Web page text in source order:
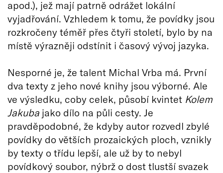
apod.), jež mají patrně odrážet lokální
vyjadřování. Vzhledem k tomu, že povídky jsou
rozkročeny téměř přes čtyři století, bylo by na
místě výrazněji odstínit i časový vývoj jazyka.
Nesporné je, že talent Michal Vrba má. První
dva texty z jeho nové knihy jsou výborné. Ale
ve výsledku, coby celek, působí kvintet Kolem
Jakuba jako dílo na půli cesty. Je
pravděpodobné, že kdyby autor rozvedl zbylé
povídky do větších prozaických ploch, vznikly
by texty o třídu lepší, ale už by to nebyl
povídkový soubor, nýbrž o dost tlustší svazek